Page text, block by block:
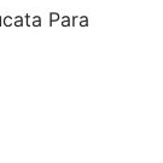
Para